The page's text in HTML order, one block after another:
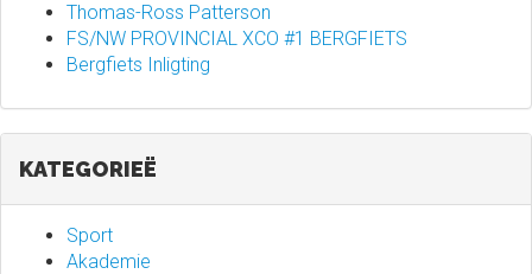
Thomas-Ross Patterson
FS/NW PROVINCIAL XCO #1 BERGFIETS
Bergfiets Inligting
KATEGORIEË
Sport
Akademie